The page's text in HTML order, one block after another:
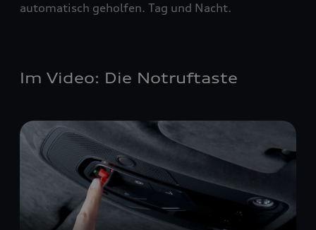
automatisch geholfen. Tag und Nacht.
Im Video: Die Notruftaste